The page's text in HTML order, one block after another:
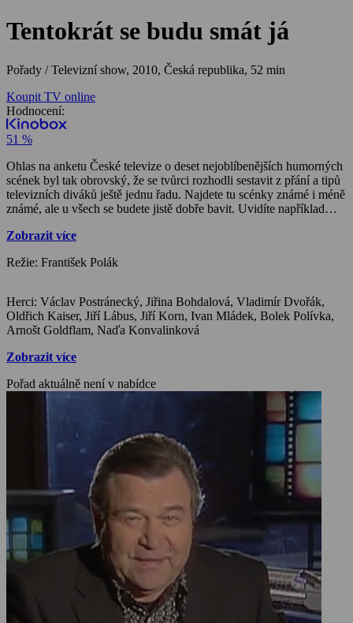
Tentokrát se budu smát já
Pořady / Televizní show, 2010, Česká republika, 52 min
Koupit TV online
Hodnocení:
51 %
Ohlas na anketu České televize o deset nejoblíbenějších humorných
scének byl tak obrovský, že se tvůrci rozhodli sestavit z přání a tipů
televizních diváků ještě jednu řadu. Najdete tu scénky známé i méně
známé, ale u všech se budete jistě dobře bavit. Uvidíte například
Lábuse a Jiřího Korna.
Zobrazit více
Režie: František Polák
Herci: Václav Postránecký, Jiřina Bohdalová, Vladimír Dvořák,
Oldřich Kaiser, Jiří Lábus, Jiří Korn, Ivan Mládek, Bolek Polívka,
Arnošt Goldflam, Naďa Konvalinková
Zobrazit více
Pořad aktuálně není v nabídce